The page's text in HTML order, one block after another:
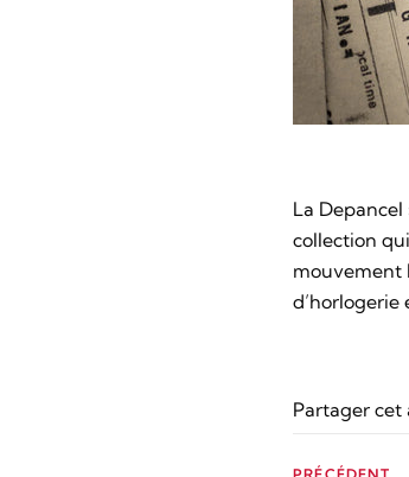
La
collection
mouvement
d’horlogerie
Partager cet